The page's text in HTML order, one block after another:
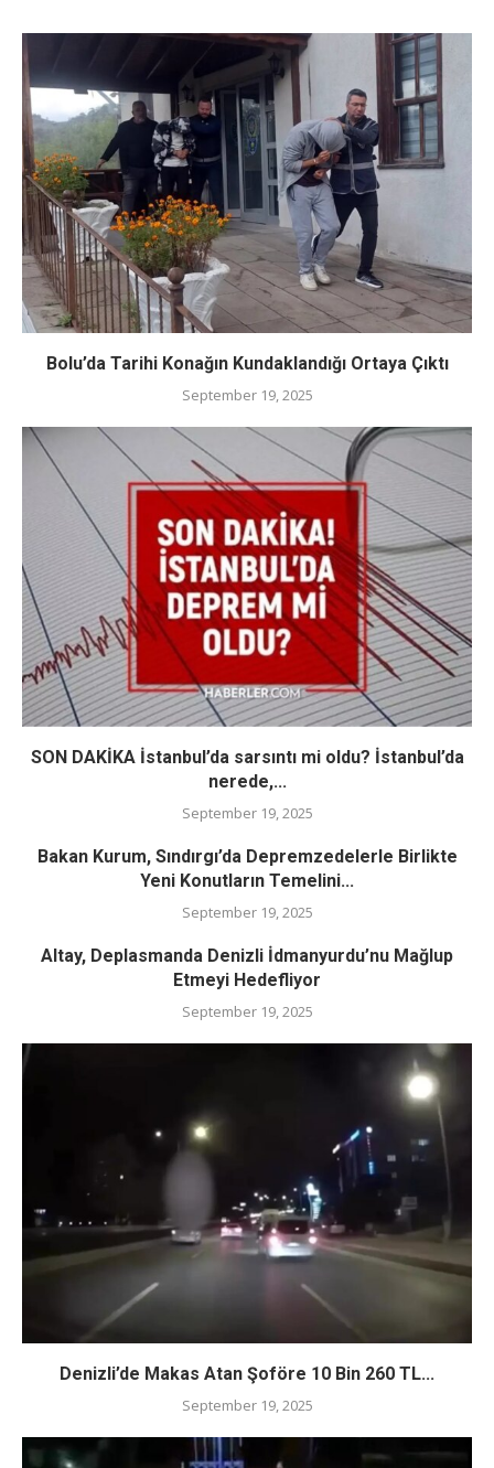
Bolu’da Tarihi Konağın Kundaklandığı Ortaya Çıktı
September 19, 2025
SON DAKİKA İstanbul’da sarsıntı mi oldu? İstanbul’da
nerede,...
September 19, 2025
Bakan Kurum, Sındırgı’da Depremzedelerle Birlikte
Yeni Konutların Temelini...
September 19, 2025
Altay, Deplasmanda Denizli İdmanyurdu’nu Mağlup
Etmeyi Hedefliyor
September 19, 2025
Denizli’de Makas Atan Şoföre 10 Bin 260 TL...
September 19, 2025